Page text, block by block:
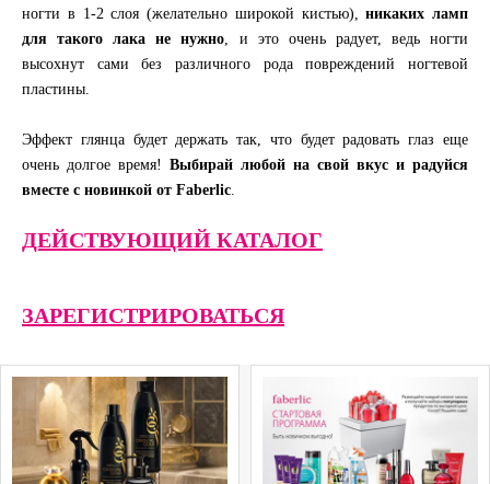
ногти в 1-2 слоя (желательно широкой кистью),никаких ламп
для такого лака не нужно , и это очень радует, ведь ногти
высохнут сами без различного рода повреждений ногтевой
пластины.
Эффект глянца будет держать так, что будет радовать глаз еще
очень долгое время! Выбирай любой на свой вкус и радуйся
вместе с новинкой от Faberlic
ДЕЙСТВУЮЩИЙ КАТАЛОГ
ЗАРЕГИСТРИРОВАТЬСЯ